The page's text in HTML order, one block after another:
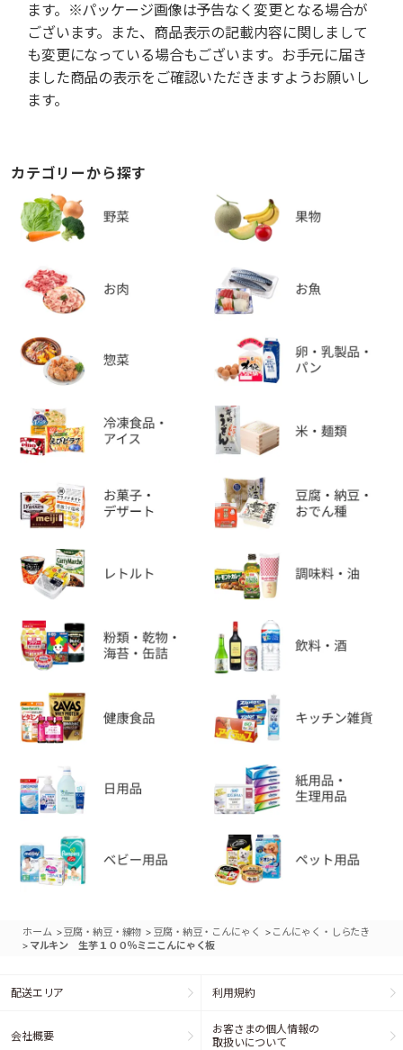
ます。※パッケージ画像は予告なく変更となる場合が
ございます。また、商品表示の記載内容に関しまして
も変更になっている場合もございます。お手元に届き
ました商品の表示をご確認いただきますようお願いし
ます。
カテゴリーから探す
ホーム >豆腐・納豆・練物 > 豆腐・納豆・こんにゃく > こんにゃく・しらたき
> マルキン 生芋１００％ミニこんにゃく板
配送エリア 利用規約
会社概要
お客さまの個人情報の
取扱いについて